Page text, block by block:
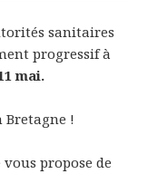
sanitaires
progressif à
mai.
Bretagne !
propose de